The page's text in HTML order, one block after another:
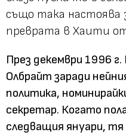
също така настоява
преврата в Хаити
През декември 1996
Олбрайт заради
политика,
секретар. Когато
следващия януари,